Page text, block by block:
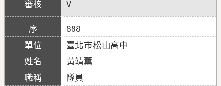
V
888
臺北市松山高中
黃靖薰
隊員